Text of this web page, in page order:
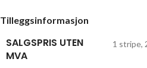
Tilleggsinformasjon
SALGSPRIS UTEN
MVA
1 stripe,